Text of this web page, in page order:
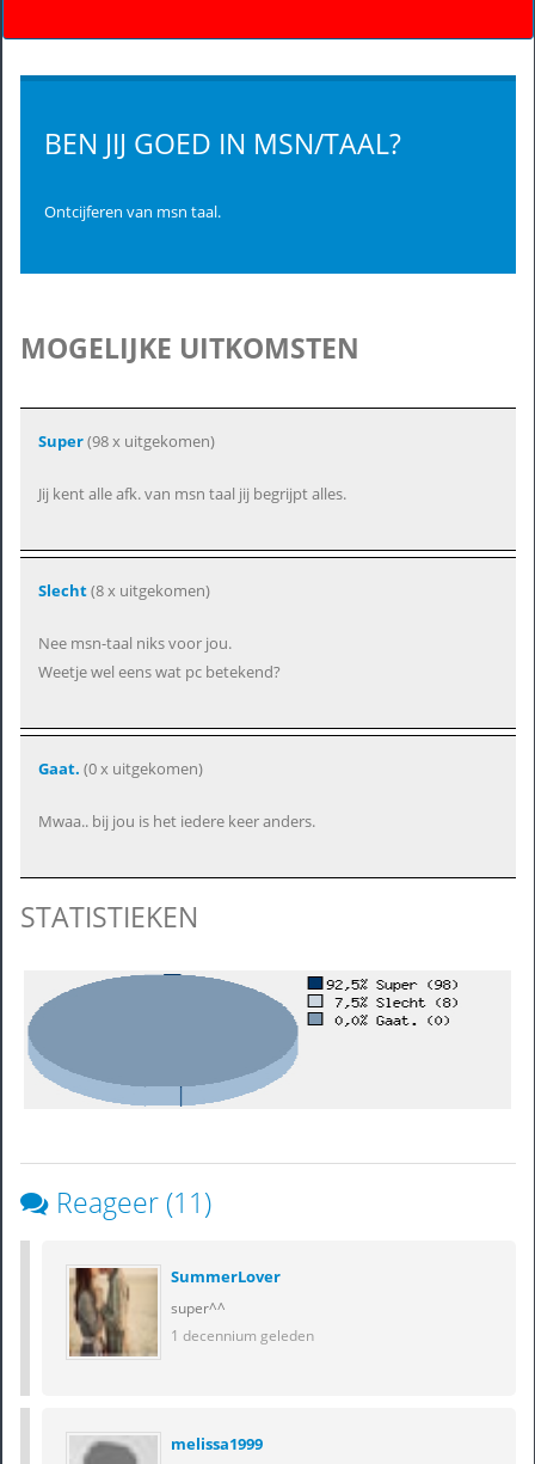
BEN JIJ GOED IN MSN/TAAL?
Ontcijferen van msn taal.
MOGELIJKE UITKOMSTEN
Super(98 x uitgekomen)
Jij kent alle afk. van msn taal jij begrijpt alles.
Slecht(8 x uitgekomen)
Nee msn-taal niks voor jou.
Weetje wel eens wat pc betekend?
Gaat. (0 x uitgekomen)
Mwaa.. bij jou is het iedere keer anders.
STATISTIEKEN
Reageer (11)
SummerLover
super^^
1 decennium geleden
melissa1999